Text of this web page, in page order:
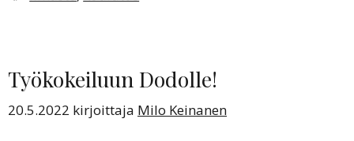
Työkokeiluun Dodolle!
20.5.2022 kirjoittaja Milo Keinanen